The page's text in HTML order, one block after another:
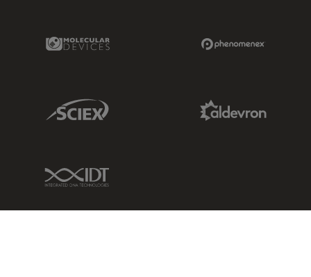
Molecular Devices Link
Sciex Link
IDT Link